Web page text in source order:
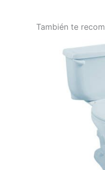
También te